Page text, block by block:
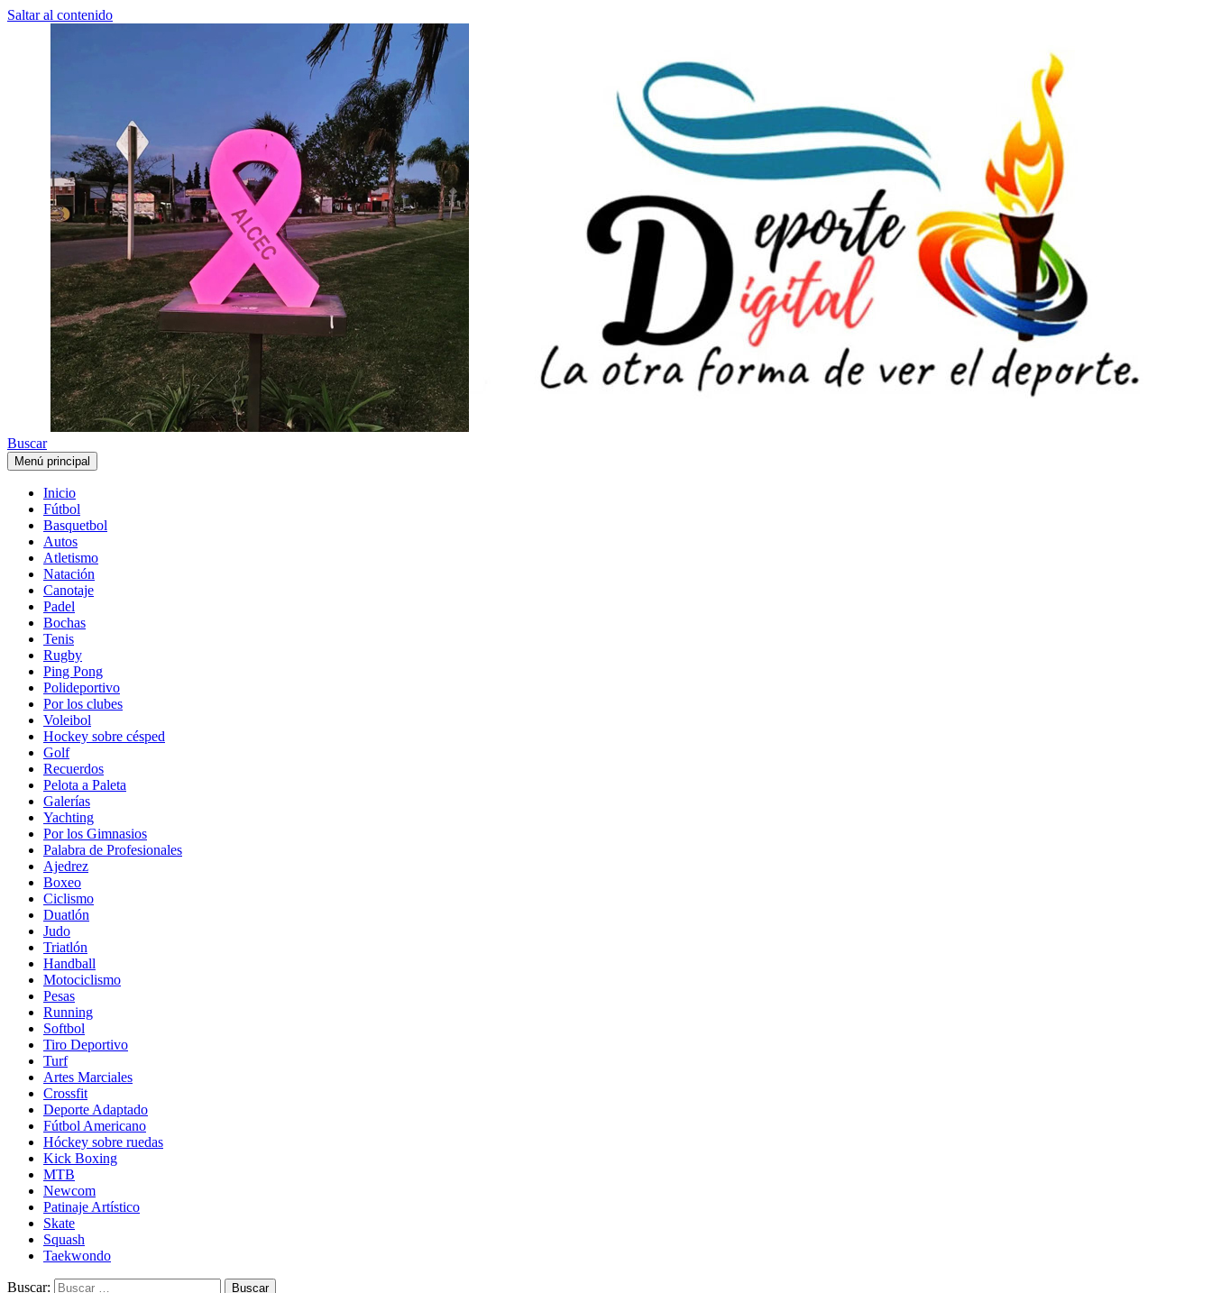
Saltar al contenido
Buscar
Menú principal
Inicio
Fútbol
Basquetbol
Autos
Atletismo
Natación
Canotaje
Padel
Bochas
Tenis
Rugby
Ping Pong
Polideportivo
Por los clubes
Voleibol
Hockey sobre césped
Golf
Recuerdos
Pelota a Paleta
Galerías
Yachting
Por los Gimnasios
Palabra de Profesionales
Ajedrez
Boxeo
Ciclismo
Duatlón
Judo
Triatlón
Handball
Motociclismo
Pesas
Running
Softbol
Tiro Deportivo
Turf
Artes Marciales
Crossfit
Deporte Adaptado
Fútbol Americano
Hóckey sobre ruedas
Kick Boxing
MTB
Newcom
Patinaje Artístico
Skate
Squash
Taekwondo
Buscar: